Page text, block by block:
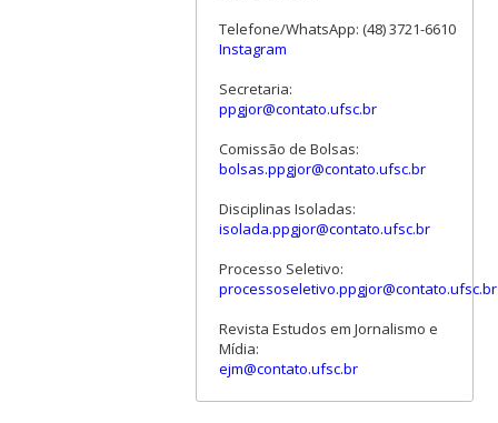
Telefone/WhatsApp: (48) 3721-6610
Instagram
Secretaria:
ppgjor@contato.ufsc.br
Comissão de Bolsas:
bolsas.ppgjor@contato.ufsc.br
Disciplinas Isoladas:
isolada.ppgjor@contato.ufsc.br
Processo Seletivo:
processoseletivo.ppgjor@contato.ufsc.br
Revista Estudos em Jornalismo e
Mídia:
ejm@contato.ufsc.br